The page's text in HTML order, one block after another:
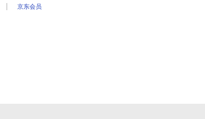
京东会员